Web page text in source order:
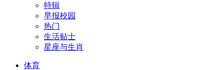
特辑
早报校园
热门
生活贴士
星座与生肖
体育